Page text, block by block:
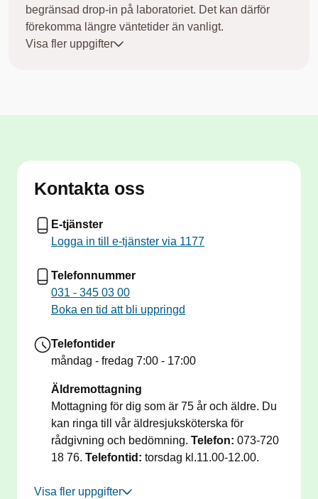
begränsad drop-in på laboratoriet. Det kan därför
förekomma längre väntetider än vanligt.
Tack för din förståelse och ditt tålamod. Vi gör vårt
Vi har fortsatt utökat vaccinationsutbud, boka tid via
våra e-tjänster. Saknar du något vaccin? Hör av dig
till oss så hjälper vi dig.
Även du som är listad på annan vårdcentral är
välkommen att vaccinera dig hos oss. Boka via våra
e-tjänster eller ring oss.
PROVTAGNING
Vi erbjuder drop-in för ordinerade prover och prover
med remiss från annan mottagning samt Real AD
och OPT (EJ innan helgdag). Öppettider måndag-
torsdag 8.00-15 och fredag 8.00-12, lunchstängt
12.15-13.00. Det går också att boka tid till labb via
vår hemsida.
RECEPT
Förnyar du enklast via 1177. Här kan du även läsa
din journal och se dina bokade tider.
Visa fler uppgifter
Kontakta oss
E-tjänster
Logga in till e-tjänster via 1177
Telefonnummer
031 - 345 03 00
Boka en tid att bli uppringd
Telefontider
måndag - fredag 7:00 - 17:00
Äldremottagning
Mottagning för dig som är 75 år och äldre. Du
kan ringa till vår äldresjuksköterska för
rådgivning och bedömning. Telefon: 073-720
18 76. Telefontid: torsdag kl.11.00-12.00.
Visa fler uppgifter